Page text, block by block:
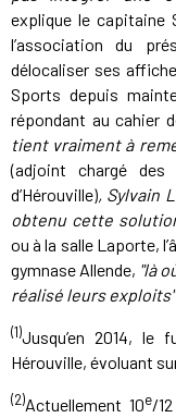
explique le capitaine
l’association du
délocaliser ses
Sports depuis
répondant au cahier
tient vraiment à
(adjoint chargé des
d’Hérouville), Sylvain
obtenu cette
ou à la salle Laporte,
gymnase Allende, "là
réalisé leurs exploits"
(1)Jusqu’en 2014,
Hérouville, évoluant
(2)Actuellement 10e/